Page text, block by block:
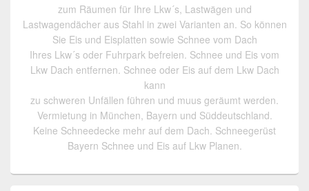
zum Räumen für Ihre Lkw´s, Lastwägen und
Lastwagendächer aus Stahl in zwei Varianten an. So können
Sie Eis und Eisplatten sowie Schnee vom Dach
Ihres Lkw´s oder Fuhrpark befreien. Schnee und Eis vom
Lkw Dach entfernen. Schnee oder Eis auf dem Lkw Dach
kann
zu schweren Unfällen führen und muus geräumt werden.
Vermietung in München, Bayern und Süddeutschland.
Keine Schneedecke mehr auf dem Dach. Schneegerüst
Bayern Schnee und Eis auf Lkw Planen.